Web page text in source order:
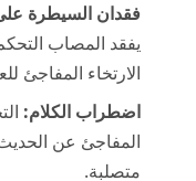
فقدان السيطرة
يفقد المصاب
الارتخاء المفاجئ
اضطراب الكلام:
المفاجئ عن
متصلبة.